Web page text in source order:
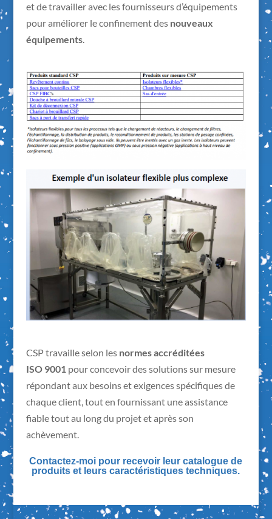
et de travailler avec les fournisseurs d’équipements
pour améliorer le confinement des nouveaux
équipements.
CSP travaille selon les normes accréditées
ISO 9001pour concevoir des solutions sur mesure
répondant aux besoins et exigences spécifiques de
chaque client, tout en fournissant une assistance
fiable tout au long du projet et après son
achèvement.
Contactez-moi pour recevoir leur catalogue de
produits et leurs caractéristiques techniques.